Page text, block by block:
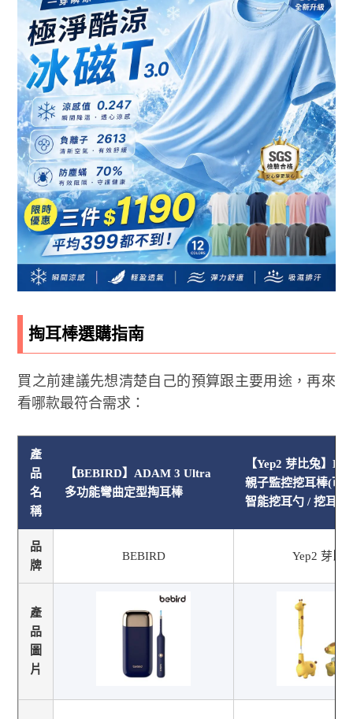
掏耳棒選購指南
買之前建議先想清楚自己的預算跟主要用途，再來
看哪款最符合需求：
產
品
名
稱
【BEBIRD】ADAM 3 Ultra
多功能彎曲定型掏耳棒
【Yep2 芽比兔】
親子監控挖耳棒(可
智能挖耳勺 / 挖耳朵
品
牌
BEBIRD Yep2 芽比
產
品
圖
片